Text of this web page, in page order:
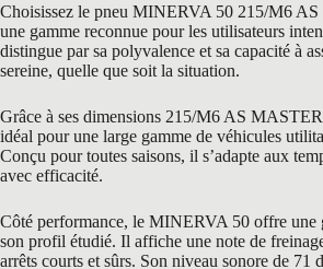
Choisissez le pneu MINERVA 50 215/M6
une gamme reconnue pour les utilisateurs
distingue par sa polyvalence et sa capacité à
sereine, quelle que soit la situation.
Grâce à ses dimensions 215/M6 AS
idéal pour une large gamme de véhicules
Conçu pour toutes saisons, il s’adapte aux
avec efficacité.
Côté performance, le MINERVA 50 offre une
son profil étudié. Il affiche une note de
arrêts courts et sûrs. Son niveau sonore de 71